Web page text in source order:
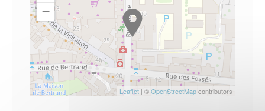
−
Leaflet | ©OpenStreetMapcontributors